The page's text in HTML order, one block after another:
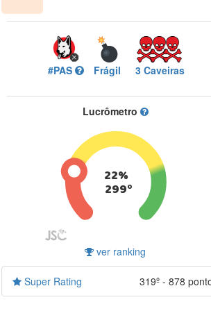
#PAS Frágil 3 Caveiras
Lucrômetro
22%
299º
ver ranking
Super Rating 319º - 878